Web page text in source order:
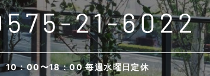
10：00〜18：00 毎週水曜日定休